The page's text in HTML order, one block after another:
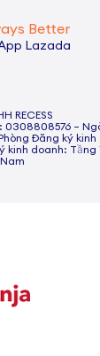
Better
App Lazada
RECESS
0308808576 –
Đăng ký kinh
kinh doanh: Tầng